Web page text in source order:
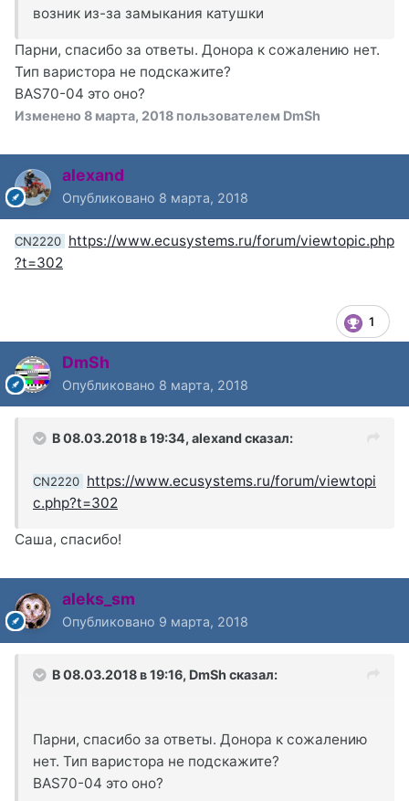
возник из-за замыкания катушки
Парни, спасибо за ответы. Донора к сожалению нет.
Тип варистора не подскажите?
BAS70-04 это оно?
Изменено 8 марта, 2018 пользователем DmSh
alexand
Опубликовано 8 марта, 2018
CN2220 https://www.ecusystems.ru/forum/viewtopic.php
?t=302
1
DmSh
Опубликовано 8 марта, 2018
В 08.03.2018 в 19:34, alexandсказал:
CN2220 https://www.ecusystems.ru/forum/viewtopi
c.php?t=302
Саша, спасибо!
aleks_sm
Опубликовано 9 марта, 2018
В 08.03.2018 в 19:16, DmSh сказал:
Парни, спасибо за ответы. Донора к сожалению
нет. Тип варистора не подскажите?
BAS70-04 это оно?